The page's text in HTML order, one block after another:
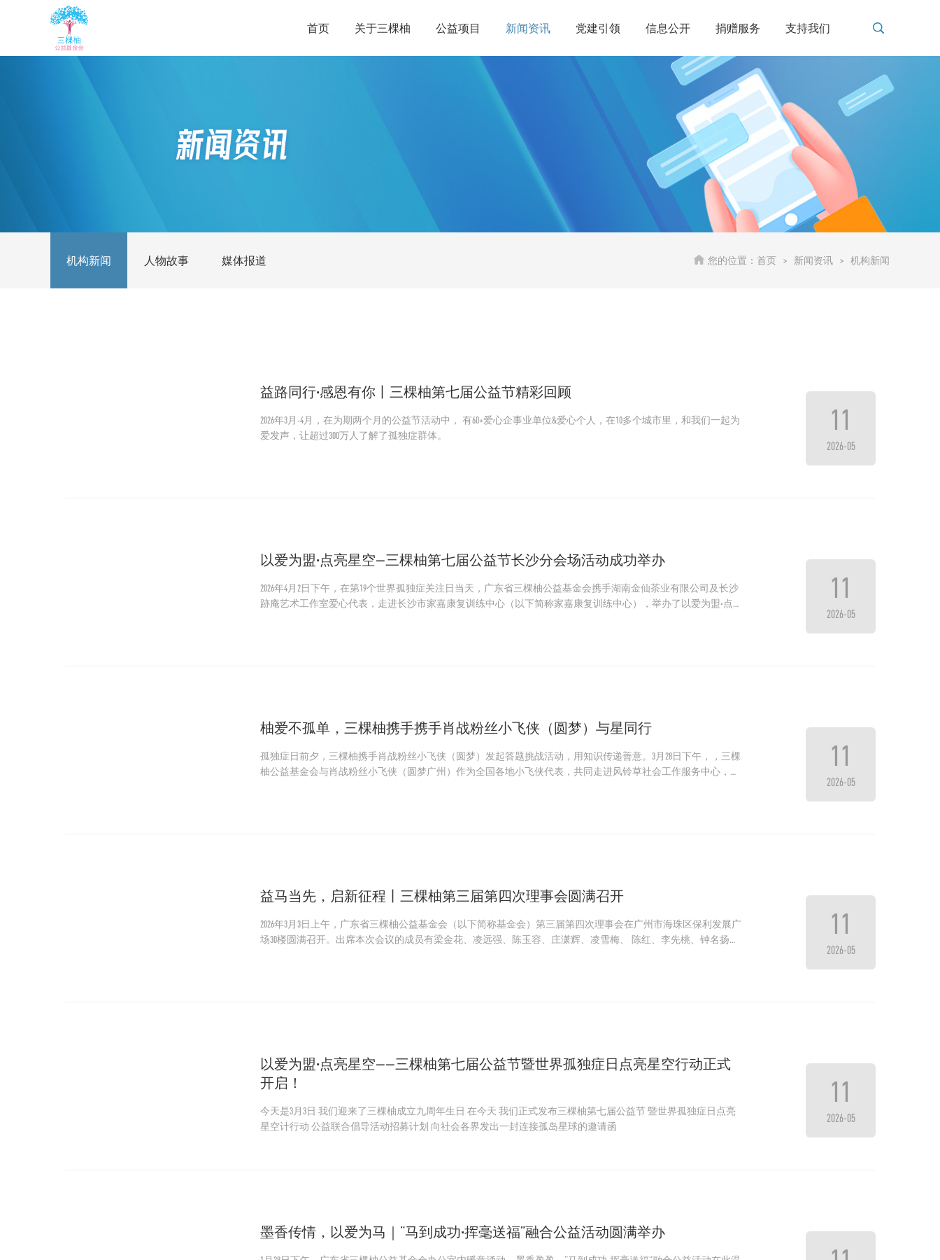
首页 关于三棵柚 公益项目 新闻资讯 党建引领 信息公开 捐赠服务 支持我们
机构新闻 人物故事 媒体报道 您的位置：首页 > 新闻资讯 > 机构新闻
益路同行·感恩有你丨三棵柚第七届公益节精彩回顾
2026年3月-4月，在为期两个月的公益节活动中， 有60+爱心企事业单位&爱心个人，在10多个城市里，和我们一起为
爱发声，让超过300万人了解了孤独症群体。
11
2026-05
以爱为盟·点亮星空—三棵柚第七届公益节长沙分会场活动成功举办
2026年4月2日下午，在第19个世界孤独症关注日当天，广东省三棵柚公益基金会携手湖南金仙茶业有限公司及长沙
跡庵艺术工作室爱心代表，走进长沙市家嘉康复训练中心（以下简称家嘉康复训练中心），举办了以爱为盟·点亮
11
2026-05
柚爱不孤单，三棵柚携手携手肖战粉丝小飞侠（圆梦）与星同行
孤独症日前夕，三棵柚携手肖战粉丝小飞侠（圆梦）发起答题挑战活动，用知识传递善意。3月28日下午，，三棵
柚公益基金会与肖战粉丝小飞侠（圆梦广州）作为全国各地小飞侠代表，共同走进风铃草社会工作服务中心，与
11
2026-05
益马当先，启新征程丨三棵柚第三届第四次理事会圆满召开
2026年3月3日上午，广东省三棵柚公益基金会（以下简称基金会）第三届第四次理事会在广州市海珠区保利发展广
场30楼圆满召开。出席本次会议的成员有梁金花、凌远强、陈玉容、庄潇辉、凌雪梅、 陈红、李先桃、钟名扬、
11
2026-05
以爱为盟·点亮星空——三棵柚第七届公益节暨世界孤独症日点亮星空行动正式
开启！
今天是3月3日 我们迎来了三棵柚成立九周年生日 在今天 我们正式发布三棵柚第七届公益节 暨世界孤独症日点亮
星空计行动 公益联合倡导活动招募计划 向社会各界发出一封连接孤岛星球的邀请函
11
2026-05
墨香传情，以爱为马｜“马到成功·挥毫送福”融合公益活动圆满举办